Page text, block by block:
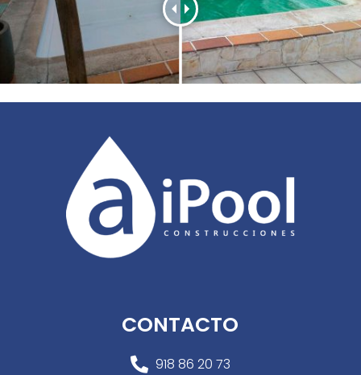
CONTACTO
 918 86 20 73